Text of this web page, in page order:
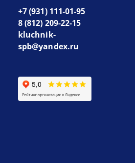
+7 (931) 111-01-95
8 (812) 209-22-15
kluchnik-
spb@yandex.ru